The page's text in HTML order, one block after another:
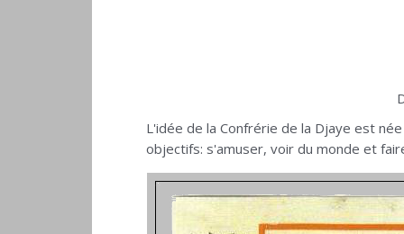
L'idée de la Confrérie de la Djaye est
objectifs: s'amuser, voir du monde et